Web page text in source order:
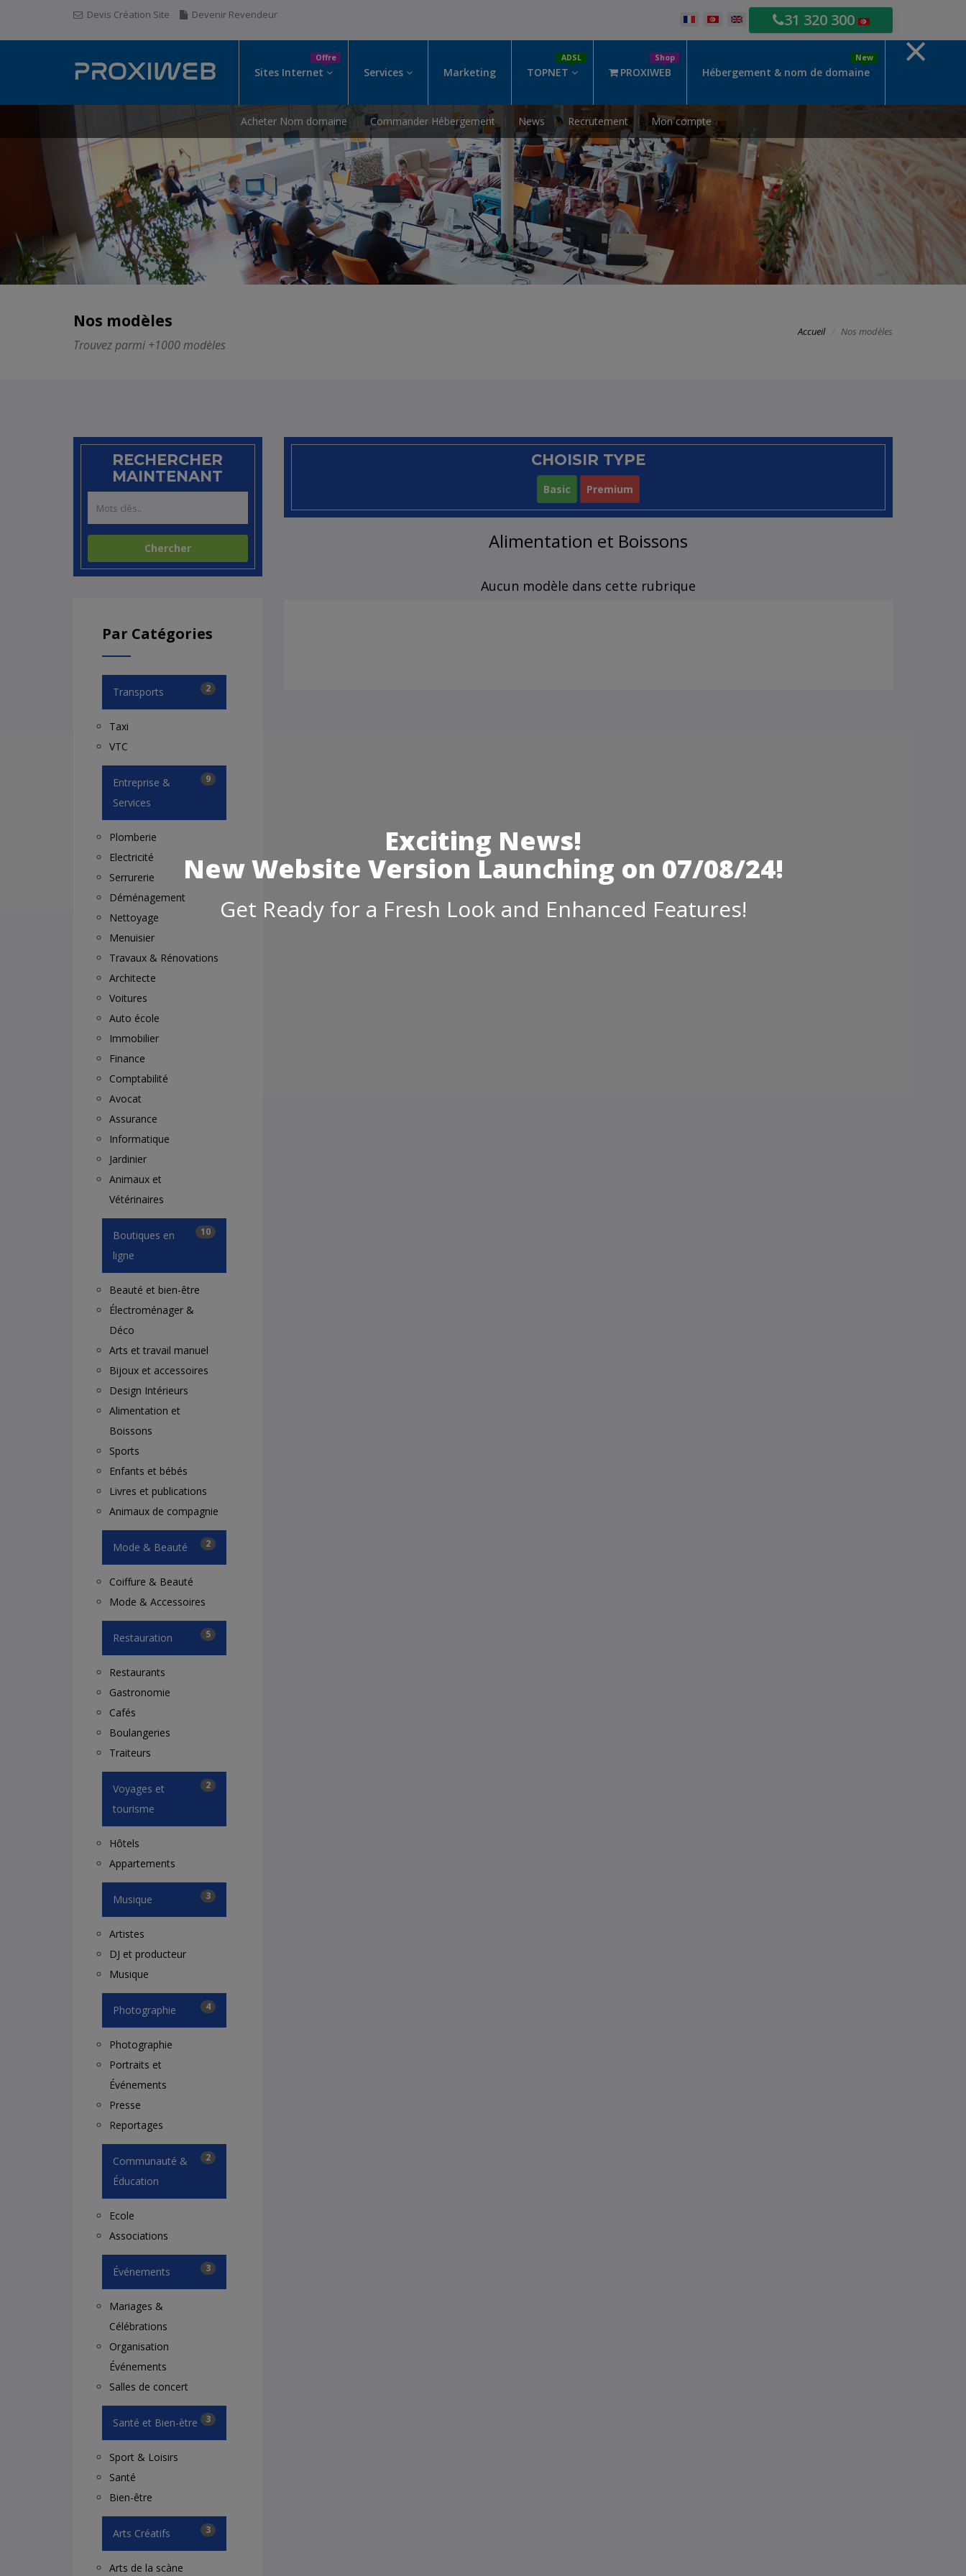
Devis Création Site Devenir Revendeur 31 320 300
Sites Internet
Offre
Services Marketing TOPNET
ADSL
PROXIWEB
Shop
Hébergement & nom de domaine
New
Acheter Nom domaine Commander Hébergement News Recrutement Mon compte
×
Exciting News!
New Website Version Launching on 07/08/24!
Get Ready for a Fresh Look and Enhanced Features!
Nos modèles
Trouvez parmi +1000 modèles
Accueil Nos modèles
RECHERCHER
MAINTENANT
Par Catégories
2
Transports
Taxi
VTC
9
Entreprise &
Services
Plomberie
Electricité
Serrurerie
Déménagement
Nettoyage
Menuisier
Travaux & Rénovations
Architecte
Voitures
Auto école
Immobilier
Finance
Comptabilité
Avocat
Assurance
Informatique
Jardinier
Animaux et
Vétérinaires
10
Boutiques en
ligne
Beauté et bien-être
Électroménager &
Déco
Arts et travail manuel
Bijoux et accessoires
Design Intérieurs
Alimentation et
Boissons
Sports
Enfants et bébés
Livres et publications
Animaux de compagnie
2
Mode & Beauté
Coiffure & Beauté
Mode & Accessoires
5
Restauration
Restaurants
Gastronomie
Cafés
Boulangeries
Traiteurs
2
Voyages et
tourisme
Hôtels
Appartements
3
Musique
Artistes
DJ et producteur
Musique
4
Photographie
Photographie
Portraits et
Événements
Presse
Reportages
2
Communauté &
Éducation
Ecole
Associations
3
Événements
Mariages &
Célébrations
Organisation
Événements
Salles de concert
3
Santé et Bien-ètre
Sport & Loisirs
Santé
Bien-être
3
Arts Créatifs
Arts de la scàne
CHOISIR TYPE
Basic Premium
Alimentation et Boissons
Aucun modèle dans cette rubrique